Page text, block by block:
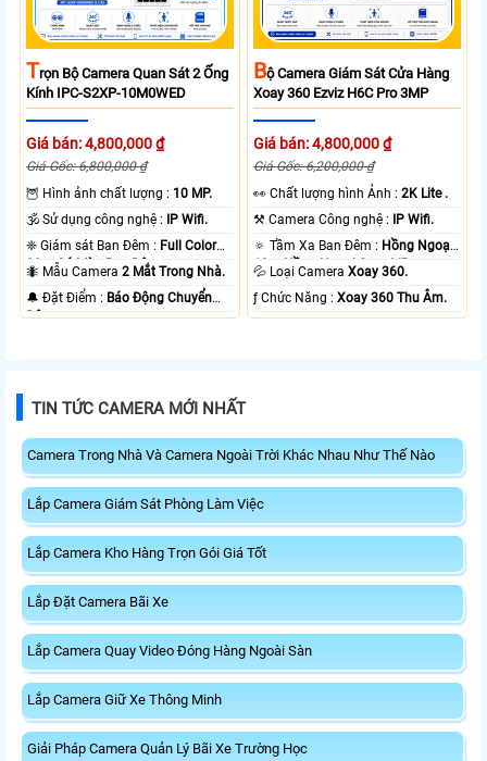
TRọn Bộ Camera Quan Sát 2 Ống
Kính IPC-S2XP-10M0WED
Giá bán: 4,800,000 ₫
Giá Gốc: 6,800,000 ₫
🦉 Hình ảnh chất lượng : 10 MP.
🕉️ Sử dụng công nghệ :
IP Wifi.
❈ Giám sát Ban Đêm : Full Color
20m Có Màu Ban Ðêm.
🐜 Mẫu Camera2 Mắt Trong Nhà.
️🔔 Đặt Điểm : Báo Động Chuyển
Động.
BỘ Camera Giám Sát Cửa Hàng
Xoay 360 Ezviz H6C Pro 3MP
Giá bán: 4,800,000 ₫
Giá Gốc: 6,200,000 ₫
️👀 Chất lượng hình Ảnh :2K Lite .
⚒ Camera Công nghệ :
IP Wifi.
🔅 Tầm Xa Ban Đêm : Hồng Ngoại
10m Hồng Ngoại Smart IR.
💦 Loại CameraXoay 360.
️ƒ Chức Năng :Xoay 360 Thu Âm.
TIN TỨC CAMERA MỚI NHẤT
Camera Trong Nhà Và Camera Ngoài Trời Khác Nhau Như Thế Nào
Lắp Camera Giám Sát Phòng Làm Việc
Lắp Camera Kho Hàng Trọn Gói Giá Tốt
Lắp Đặt Camera Bãi Xe
Lắp Camera Quay Video Đóng Hàng Ngoài Sàn
Lắp Camera Giữ Xe Thông Minh
Giải Pháp Camera Quản Lý Bãi Xe Trường Học